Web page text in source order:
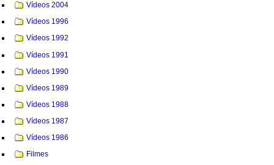
Vídeos 2004
Vídeos 1996
Vídeos 1992
Vídeos 1991
Vídeos 1990
Vídeos 1989
Vídeos 1988
Vídeos 1987
Vídeos 1986
Filmes